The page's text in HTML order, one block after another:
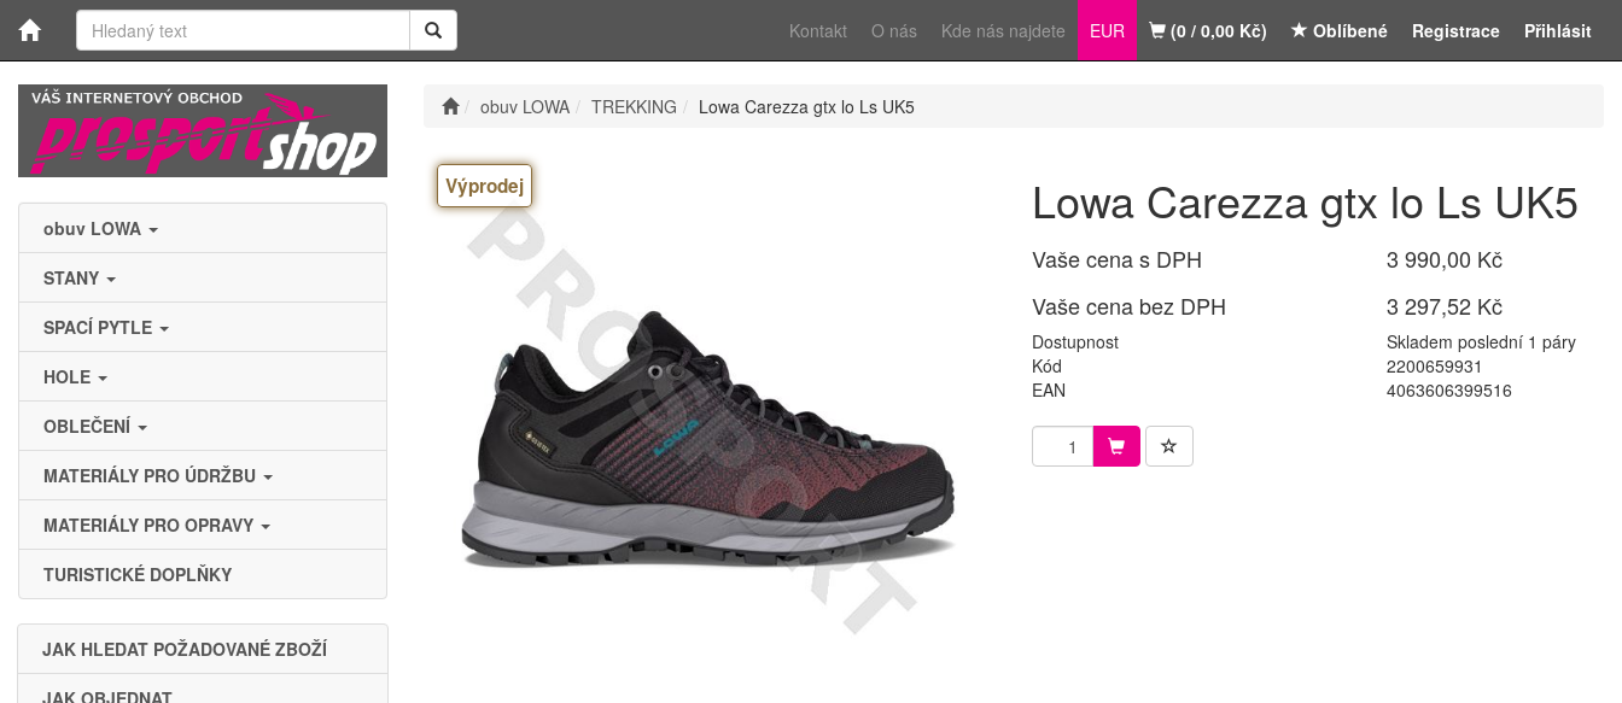
Registrace Přihlásit
Kontakt O nás Kde nás najdete EUR (0 / 0,00 Kč) Oblíbené
obuv LOWA
STANY
SPACÍ PYTLE
HOLE
OBLEČENÍ
MATERIÁLY PRO ÚDRŽBU
MATERIÁLY PRO OPRAVY
TURISTICKÉ DOPLŇKY
JAK HLEDAT POŽADOVANÉ ZBOŽÍ
JAK OBJEDNAT
obuv LOWA TREKKING Lowa Carezza gtx lo Ls UK5
Výprodej Lowa Carezza gtx lo Ls UK5
Vaše cena s DPH
3 990,00 Kč
Vaše cena bez DPH
3 297,52 Kč
Dostupnost
Skladem poslední 1 páry
Kód
2200659931
EAN
4063606399516